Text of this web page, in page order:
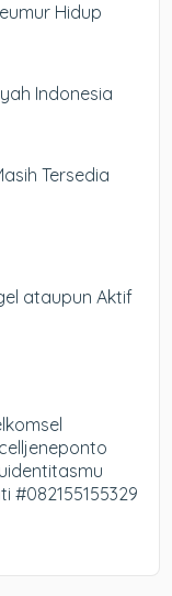
Hidup
Indonesia
Tersedia
ataupun Aktif
#082155155329